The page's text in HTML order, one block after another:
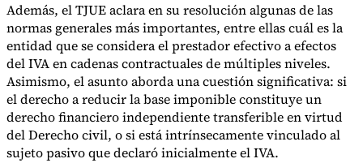
Además, el TJUE aclara en su resolución algunas de las
normas generales más importantes, entre ellas cuál es la
entidad que se considera el prestador efectivo a efectos
del IVA en cadenas contractuales de múltiples niveles.
Asimismo, el asunto aborda una cuestión significativa: si
el derecho a reducir la base imponible constituye un
derecho financiero independiente transferible en virtud
del Derecho civil, o si está intrínsecamente vinculado al
sujeto pasivo que declaró inicialmente el IVA.